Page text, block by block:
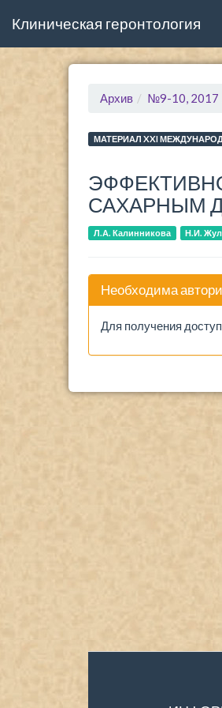
Клиническая геронтология
Архив №9-10, 2017
МАТЕРИАЛ XXI
САХАРНЫМ
Л.А. Калинникова Н.И.
Необходима
Для получения